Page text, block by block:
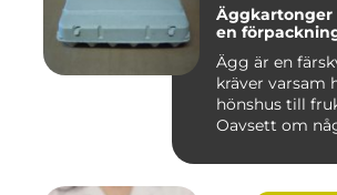
Äggkartonger Mer än bara
en
Ägg är en
kräver varsam
hönshus till
Oavsett om